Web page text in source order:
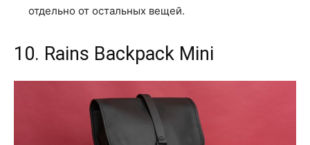
отдельно от остальных вещей.
10. Rains Backpack Mini